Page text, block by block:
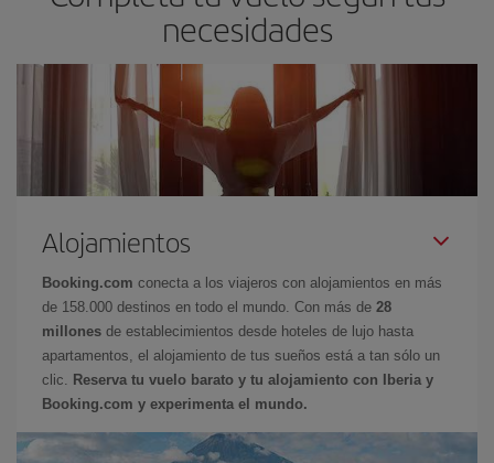
necesidades
Alojamientos
Booking.com conecta a los viajeros con alojamientos en más
de 158.000 destinos en todo el mundo. Con más de 28
millones de establecimientos desde hoteles de lujo hasta
apartamentos, el alojamiento de tus sueños está a tan sólo un
clic.
Reserva tu vuelo barato y tu alojamiento con Iberia y
Booking.com y experimenta el mundo.